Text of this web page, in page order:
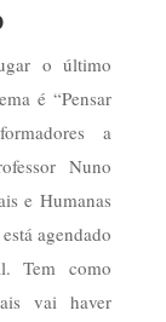
o último
é “Pensar
a
Nuno
e Humanas
agendado
Tem como
vai haver